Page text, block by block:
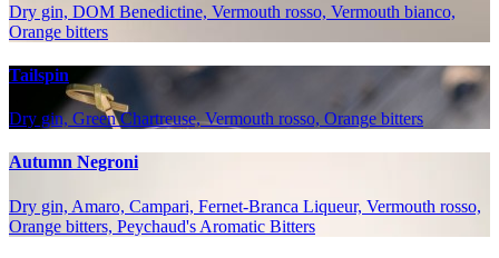
Dry gin, DOM Benedictine, Vermouth rosso, Vermouth bianco,
Orange bitters
Tailspin
Dry gin, Green Chartreuse, Vermouth rosso, Orange bitters
Autumn Negroni
Dry gin, Amaro, Campari, Fernet-Branca Liqueur, Vermouth rosso,
Orange bitters, Peychaud's Aromatic Bitters